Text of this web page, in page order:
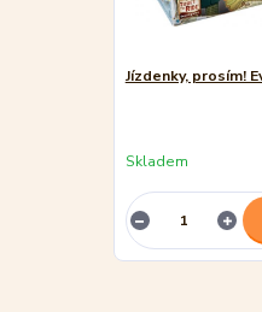
Jízdenky, prosím!
Skladem